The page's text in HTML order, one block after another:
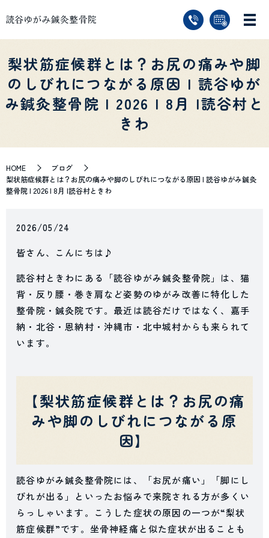
梨状筋症候群とは？お尻の痛みや脚
のしびれにつながる原因 | 読谷ゆが
み鍼灸整骨院 | 2026 | 8月 |読谷村と
きわ
HOME
ブログ
梨状筋症候群とは？お尻の痛みや脚のしびれにつながる原因 | 読谷ゆがみ鍼灸
整骨院 | 2026 | 8月 |読谷村ときわ
2026/05/24
皆さん、こんにちは♪
読谷村ときわにある「読谷ゆがみ鍼灸整骨院」は、猫
背・反り腰・巻き肩など姿勢のゆがみ改善に特化した
整骨院・鍼灸院です。最近は読谷だけではなく、嘉手
納・北谷・恩納村・沖縄市・北中城村からも来られて
います。
【梨状筋症候群とは？お尻の痛
みや脚のしびれにつながる原
因】
読谷ゆがみ鍼灸整骨院には、「お尻が痛い」「脚にし
びれが出る」といったお悩みで来院される方が多くい
らっしゃいます。こうした症状の原因の一つが“梨状
筋症候群”です。坐骨神経痛と似た症状が出ることも